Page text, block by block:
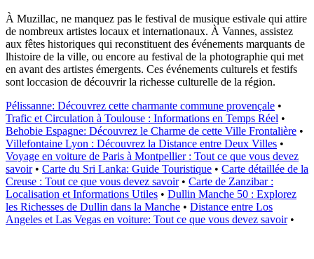
À Muzillac, ne manquez pas le festival de musique estivale qui attire
de nombreux artistes locaux et internationaux. À Vannes, assistez
aux fêtes historiques qui reconstituent des événements marquants de
lhistoire de la ville, ou encore au festival de la photographie qui met
en avant des artistes émergents. Ces événements culturels et festifs
sont loccasion de découvrir la richesse culturelle de la région.
Pélissanne: Découvrez cette charmante commune provençale •
Trafic et Circulation à Toulouse : Informations en Temps Réel •
Behobie Espagne: Découvrez le Charme de cette Ville Frontalière •
Villefontaine Lyon : Découvrez la Distance entre Deux Villes •
Voyage en voiture de Paris à Montpellier : Tout ce que vous devez
savoir• Carte du Sri Lanka: Guide Touristique • Carte détaillée de la
Creuse : Tout ce que vous devez savoir• Carte de Zanzibar :
Localisation et Informations Utiles • Dullin Manche 50 : Explorez
les Richesses de Dullin dans la Manche • Distance entre Los
Angeles et Las Vegas en voiture: Tout ce que vous devez savoir•